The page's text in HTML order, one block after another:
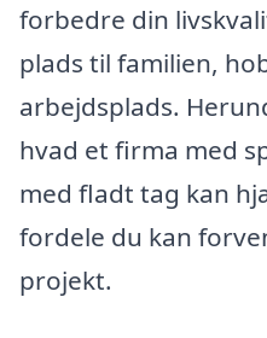
forbedre din
plads til familien,
arbejdsplads.
hvad et firma med
med fladt tag kan
fordele du kan
projekt.